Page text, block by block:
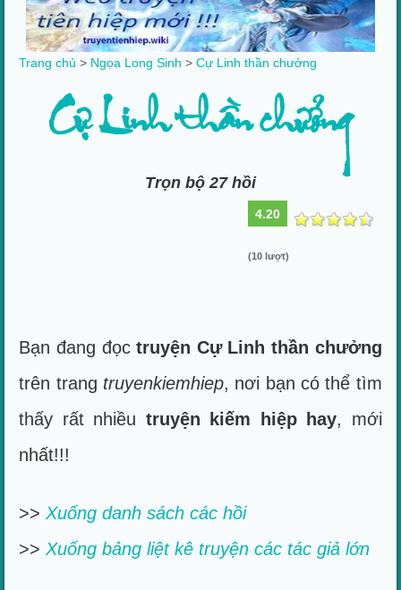
Trang chủ > Ngọa Long Sinh >Cự Linh thần chưởng
Cự Linh thần chưởng
Trọn bộ 27 hồi
4.20
(10 lượt)
Bạn đang đọctruyện Cự Linh thần chưởng
trên trang truyenkiemhiep, nơi bạn có thể tìm
thấy rất nhiều truyện kiếm hiệp hay, mới
nhất!!!
>>Xuống danh sách các hồi
>>Xuống bảng liệt kê truyện các tác giả lớn